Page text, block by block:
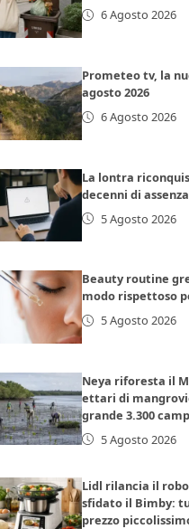
6 Agosto 2026
Prometeo tv, la
agosto 2026
6 Agosto 2026
La lontra
decenni di assenza
5 Agosto 2026
Beauty routine
modo rispettoso
5 Agosto 2026
Neya riforesta il
ettari di
grande 3.300
5 Agosto 2026
Lidl rilancia il
sfidato il Bimby:
prezzo